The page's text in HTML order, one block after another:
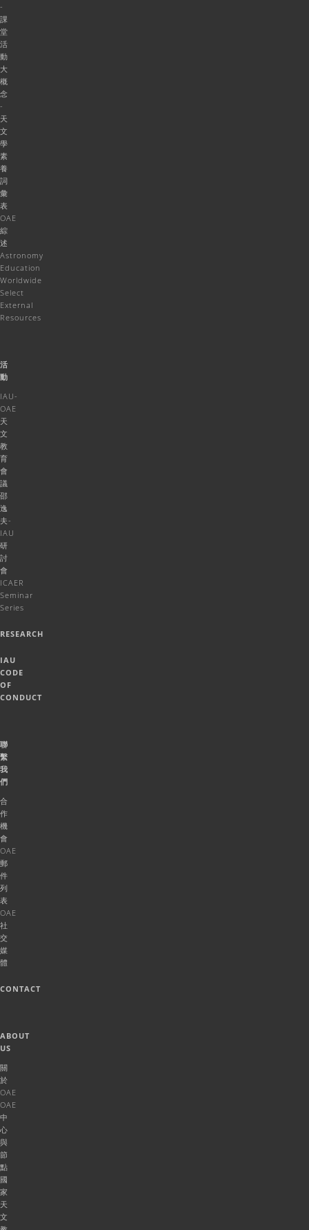
-
課
堂
活
動
大
概
念
-
天
文
學
素
養
詞
彙
表
OAE
綜
述
Astronomy
Education
Worldwide
Select
External
Resources
活
動
IAU-
OAE
天
文
教
育
會
議
邵
逸
夫-
IAU
研
討
會
ICAER
Seminar
Series
RESEARCH
IAU
CODE
OF
CONDUCT
聯
繫
我
們
合
作
機
會
OAE
郵
件
列
表
OAE
社
交
媒
體
CONTACT
ABOUT
US
關
於
OAE
OAE
中
心
與
節
點
國
家
天
文